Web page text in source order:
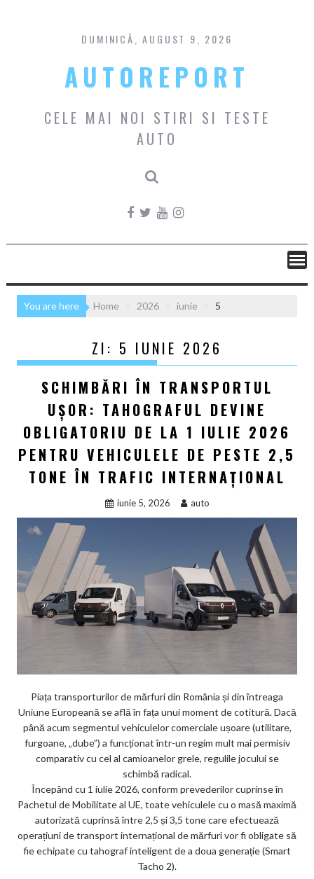
content
DUMINICĂ, AUGUST 9, 2026
AUTOREPORT
CELE MAI NOI STIRI SI TESTE
AUTO
You are here Home 2026 iunie 5
ZI: 5 IUNIE 2026
SCHIMBĂRI ÎN TRANSPORTUL
UȘOR: TAHOGRAFUL DEVINE
OBLIGATORIU DE LA 1 IULIE 2026
PENTRU VEHICULELE DE PESTE 2,5
TONE ÎN TRAFIC INTERNAȚIONAL
iunie 5, 2026 auto
Piața transporturilor de mărfuri din România și din întreaga
Uniune Europeană se află în fața unui moment de cotitură. Dacă
până acum segmentul vehiculelor comerciale ușoare (utilitare,
furgoane, „dube”) a funcționat într-un regim mult mai permisiv
comparativ cu cel al camioanelor grele, regulile jocului se
schimbă radical.
Începând cu 1 iulie 2026, conform prevederilor cuprinse în
Pachetul de Mobilitate al UE, toate vehiculele cu o masă maximă
autorizată cuprinsă între 2,5 și 3,5 tone care efectuează
operațiuni de transport internațional de mărfuri vor fi obligate să
fie echipate cu tahograf inteligent de a doua generație (Smart
Tacho 2).